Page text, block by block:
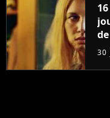
30